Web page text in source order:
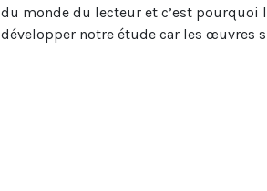
du monde du lecteur et c’est
développer notre étude car les œuvres